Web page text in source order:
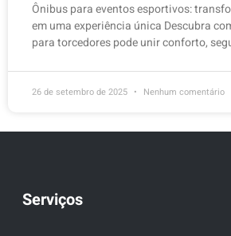
Ônibus para eventos esportivos:
em uma experiência única Descubra
para torcedores pode unir conforto,
26 de setembro de 2025 Nenhum comentário
Serviços